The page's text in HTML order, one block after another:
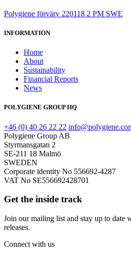
Polygiene förvärv 220118 2 PM SWE
INFORMATION
Home
About
Sustainability
Financial Reports
News
POLYGIENE GROUP HQ
+46 (0) 40 26 22 22
Polygiene Group AB
Styrmansgatan 2
SE-211 18 Malmö
SWEDEN
Corporate identity No 556692-4287
VAT No SE556692428701
Get the inside track
Join our mailing list and stay up to date
releases.
Connect with us